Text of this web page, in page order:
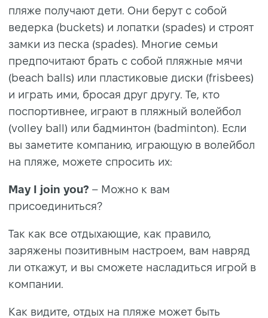
пляже получают дети. Они берут с собой
ведерка (buckets) и лопатки (spades) и строят
замки из песка (spades). Многие семьи
предпочитают брать с собой пляжные мячи
(beach balls) или пластиковые диски (frisbees)
и играть ими, бросая друг другу. Те, кто
поспортивнее, играют в пляжный волейбол
(volley ball) или бадминтон (badminton). Если
вы заметите компанию, играющую в волейбол
на пляже, можете спросить их:
May I join you? – Можно к вам
присоединиться?
Так как все отдыхающие, как правило,
заряжены позитивным настроем, вам навряд
ли откажут, и вы сможете насладиться игрой в
компании.
Как видите, отдых на пляже может быть